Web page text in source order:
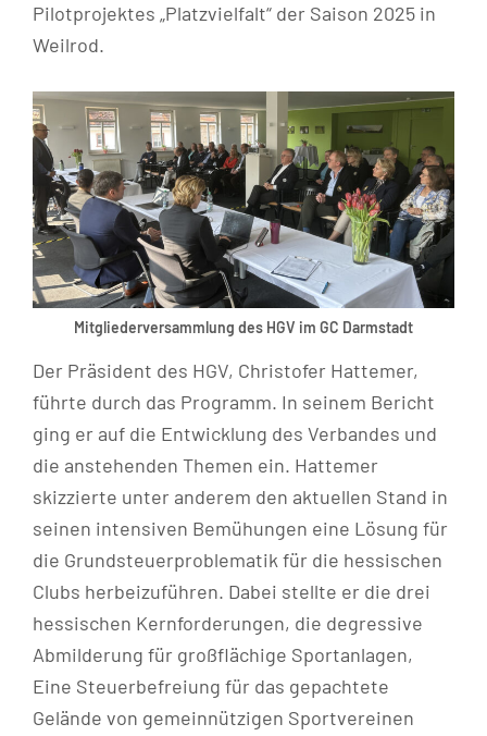
Pilotprojektes „Platzvielfalt“ der Saison 2025 in
Weilrod.
Mitgliederversammlung des HGV im GC Darmstadt
Der Präsident des HGV, Christofer Hattemer,
führte durch das Programm. In seinem Bericht
ging er auf die Entwicklung des Verbandes und
die anstehenden Themen ein. Hattemer
skizzierte unter anderem den aktuellen Stand in
seinen intensiven Bemühungen eine Lösung für
die Grundsteuerproblematik für die hessischen
Clubs herbeizuführen. Dabei stellte er die drei
hessischen Kernforderungen, die degressive
Abmilderung für großflächige Sportanlagen,
Eine Steuerbefreiung für das gepachtete
Gelände von gemeinnützigen Sportvereinen